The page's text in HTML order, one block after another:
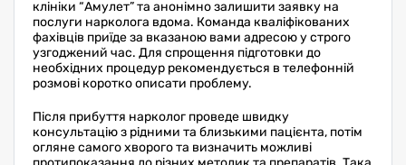
клініки “Амулет” та анонімно залишити заявку на
послуги нарколога вдома. Команда кваліфікованих
фахівців приїде за вказаною вами адресою у строго
узгоджений час. Для спрощення підготовки до
необхідних процедур рекомендується в телефонній
розмові коротко описати проблему.
Після прибуття нарколог проведе швидку
консультацію з рідними та близькими пацієнта, потім
огляне самого хворого та визначить можливі